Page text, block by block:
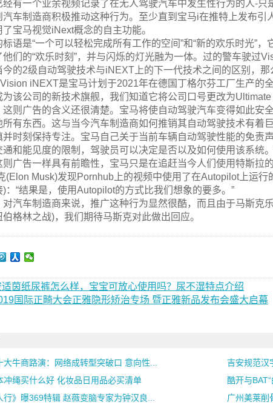
经有一个业余视频记录了在无人驾驶汽车中发生性行为的人-只
汽车制造商积极推动这种行为。至少直到宝马i在推特上发布
了宝马视觉iNext概念的自主功能。
标语是“一个可以轻松完成所有工作的空间”和“新的欢乐时光”
他们的“欢乐时刻”，并与闪烁的灯光融为一体。过的警车驶过
今的2级自动驾驶技术与iNEXT上的下一代技术之间的区别，那
iNEXT是宝马计划于2021年在德国丁格尔芬工厂生产的
为该公司的新技术旗舰，我们知道它将公司口号更改为Ultimate
这则广告的含义还很清楚。宝马将使自动驾驶汽车变得如此安
所有东西。这与当今汽车制造商如何推销其自动驾驶技术有着
并时刻保持专注。宝马自己关于当前车辆自动驾驶性能的免责
通和能见度的限制，驾驶员可以决定是否以及如何使用该系统
则广告一样具有前瞻性，宝马只是在追赶当今人们使用特斯拉
(Elon Musk)发现Pornhub上的视频中使用了在Autopilot上运
)：“结果是，使用Autopilot的方式比我们想象的要多。”
对汽车制造商来说，推广这种行为显然很酷，而且由于马斯克
格林之战)，我们期待马斯克对此做出回应。
适茵纸尿裤怎么样，宝宝可放心使用吗？尿不湿特点介绍
国际正畸大会正雅隐形矫治专场 暨正雅新品发布会盛大启幕
大牛商路演：网络成转型突破口 意向性...
吉安规范汉
冲绳买什么好 化妆品日用品必买清单
酷开与
行》曝369特辑 赵薇变脑专家为钟汉良...
广州美莱削